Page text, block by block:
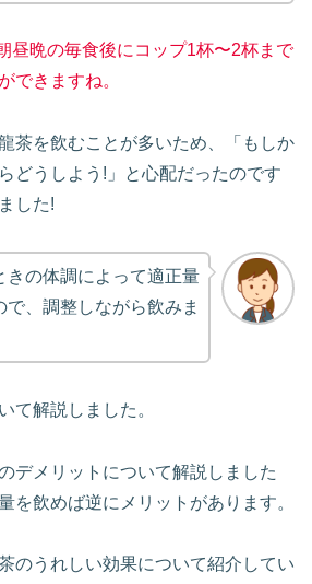
昼晩の毎食後にコップ1杯〜2杯まで
できますね。
茶を飲むことが多いため、「もしか
どうしよう!」と心配だったのです
した!
きの体調によって適正量
、調整しながら飲みま
て解説しました。
デメリットについて解説しました
を飲めば逆にメリットがあります。
のうれしい効果について紹介してい